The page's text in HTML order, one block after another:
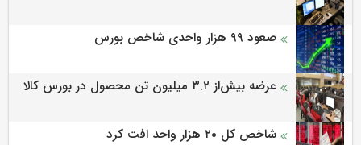
صعود ۹۹ هزار واحدی شاخص بورس
عرضه بیش‌از ۳.۲ میلیون تن محصول در بورس کالا
شاخص کل ۲۰ هزار واحد افت کرد